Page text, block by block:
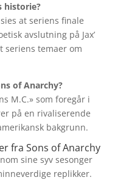
historie?
at seriens finale
avslutning på Jax’
seriens temaer om
of Anarchy?
M.C.» som foregår i
på en rivaliserende
bakgrunn.
fra Sons of Anarchy
sine syv sesonger
replikker.